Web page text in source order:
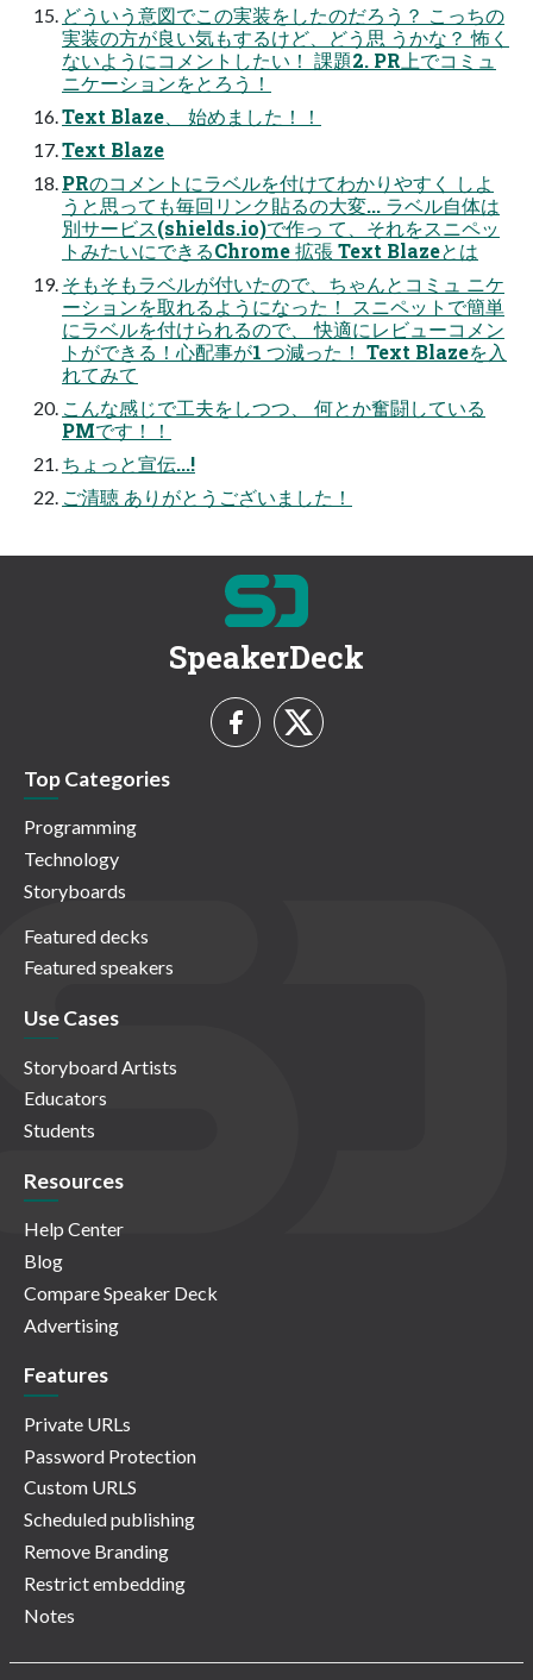
どういう意図でこの実装をしたのだろう？ こっちの
実装の方が良い気もするけど、どう思 うかな？ 怖く
ないようにコメントしたい！ 課題2. PR上でコミュ
ニケーションをとろう！
Text Blaze、 始めました！！
Text Blaze
PRのコメントにラベルを付けてわかりやすく しよ
うと思っても毎回リンク貼るの大変... ラベル自体は
別サービス(shields.io)で作っ て、それをスニペッ
トみたいにできるChrome 拡張 Text Blazeとは
そもそもラベルが付いたので、ちゃんとコミュ ニケ
ーションを取れるようになった！ スニペットで簡単
にラベルを付けられるので、 快適にレビューコメン
トができる！心配事が1 つ減った！ Text Blazeを入
れてみて
こんな感じで工夫をしつつ、 何とか奮闘している
PMです！！
ちょっと宣伝...!
ご清聴 ありがとうございました！
SpeakerDeck
Top Categories
Programming
Technology
Storyboards
Featured decks
Featured speakers
Use Cases
Storyboard Artists
Educators
Students
Resources
Help Center
Blog
Compare Speaker Deck
Advertising
Features
Private URLs
Password Protection
Custom URLS
Scheduled publishing
Remove Branding
Restrict embedding
Notes